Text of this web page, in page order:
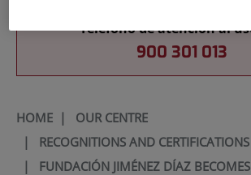
Teléfono de atención al
900 301 013
HOME| OUR CENTRE
| RECOGNITIONS AND CERTIFICATIONS
| FUNDACIÓN JIMÉNEZ DÍAZ BECOMES